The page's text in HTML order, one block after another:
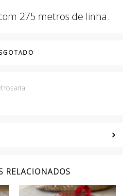
275 metros de linha.
RELACIONADOS